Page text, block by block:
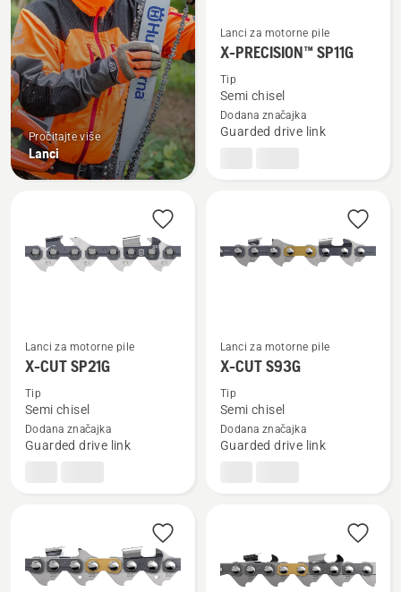
Pročitajte više
Lanci
Pogledajte
više
detalja
Lanci za motorne pile
X-PRECISION™ SP11G
Tip
Semi chisel
Dodana značajka
Guarded drive link
Pogledajte
više
detalja
Lanci za motorne pile
X-CUT SP21G
Tip
Semi chisel
Dodana značajka
Guarded drive link
Pogledajte
više
detalja
Lanci za motorne pile
X-CUT S93G
Tip
Semi chisel
Dodana značajka
Guarded drive link